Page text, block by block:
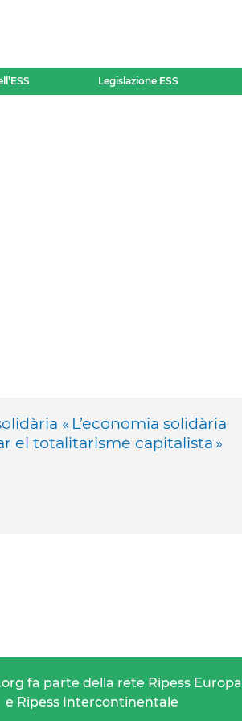
Legislazione ESS
« L’economia solidària
el totalitarisme capitalista »
fa parte della rete Ripess Europa
e Ripess Intercontinentale